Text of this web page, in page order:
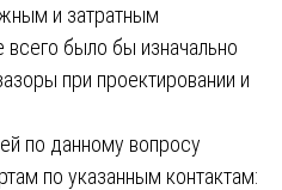
и затратным
было бы изначально
при проектировании и
по данному вопросу
по указанным контактам: